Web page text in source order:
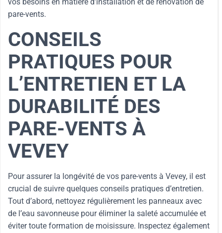
pare-vents.
CONSEILS
PRATIQUES POUR
L’ENTRETIEN ET LA
DURABILITÉ DES
PARE-VENTS À
VEVEY
Pour assurer la longévité de vos pare-vents à Vevey, il est
crucial de suivre quelques conseils pratiques d’entretien.
Tout d’abord, nettoyez régulièrement les panneaux avec
de l’eau savonneuse pour éliminer la saleté accumulée et
éviter toute formation de moisissure. Inspectez également